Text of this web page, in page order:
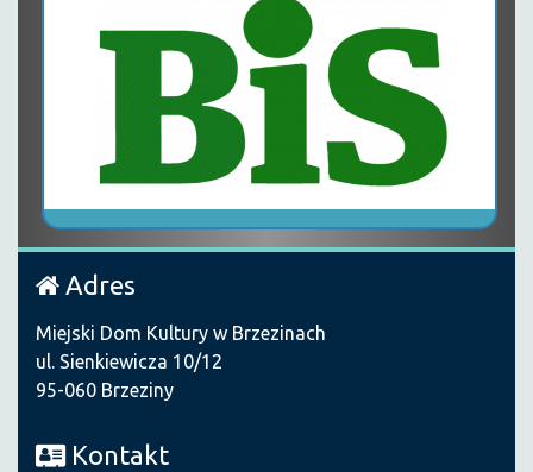
Adres
Miejski Dom Kultury w Brzezinach
ul. Sienkiewicza 10/12
95-060 Brzeziny
Kontakt